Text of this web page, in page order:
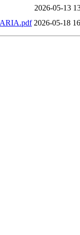
2026-05-13
2026-05-18